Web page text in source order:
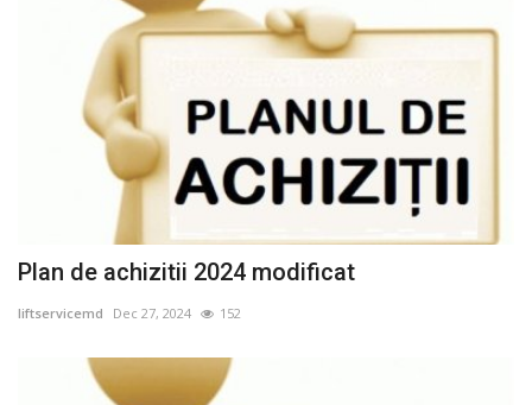
Plan de achizitii 2024 modificat
liftservicemd Dec 27, 2024 152